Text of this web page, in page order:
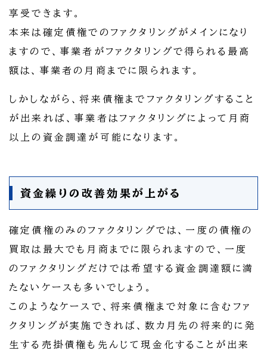
享受できます。
本来は確定債権でのファクタリングがメインになり
ますので、事業者がファクタリングで得られる最高
額は、事業者の月商までに限られます。
しかしながら、将来債権までファクタリングすること
が出来れば、事業者はファクタリングによって月商
以上の資金調達が可能になります。
資金繰りの改善効果が上がる
確定債権のみのファクタリングでは、一度の債権の
買取は最大でも月商までに限られますので、一度
のファクタリングだけでは希望する資金調達額に満
たないケースも多いでしょう。
このようなケースで、将来債権まで対象に含むファ
クタリングが実施できれば、数カ月先の将来的に発
生する売掛債権も先んじて現金化することが出来